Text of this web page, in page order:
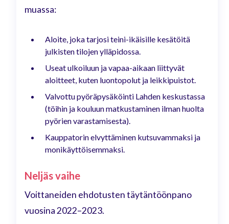
muassa:
Aloite, joka tarjosi teini-ikäisille kesätöitä
julkisten tilojen ylläpidossa.
Useat ulkoiluun ja vapaa-aikaan liittyvät
aloitteet, kuten luontopolut ja leikkipuistot.
Valvottu pyöräpysäköinti Lahden keskustassa
(töihin ja kouluun matkustaminen ilman huolta
pyörien varastamisesta).
Kauppatorin elvyttäminen kutsuvammaksi ja
monikäyttöisemmaksi.
Neljäs vaihe
Voittaneiden ehdotusten täytäntöönpano
vuosina 2022–2023.